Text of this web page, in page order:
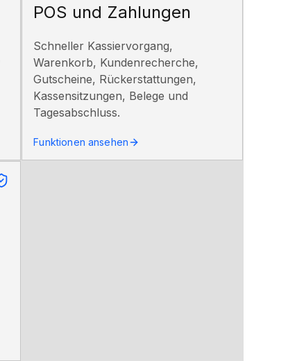
POS und Zahlungen
Schneller Kassiervorgang,
Warenkorb, Kundenrecherche,
Gutscheine, Rückerstattungen,
Kassensitzungen, Belege und
Tagesabschluss.
Funktionen ansehen